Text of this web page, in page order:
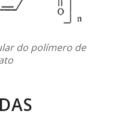
do polímero de